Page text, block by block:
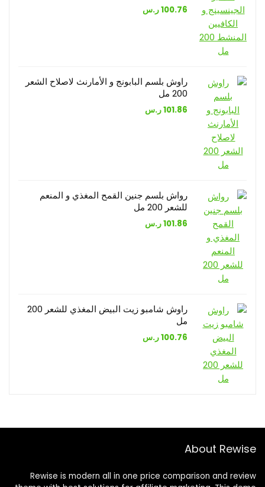
100.76ر.س
راوش بلسم البابونج و الأمارنث لاصلاح الشعر
200 مل
101.86ر.س
رواش بلسم جنين القمح المغذي و المنعم
للشعر 200 مل
101.86ر.س
راوش شامبو زيت البيض المغذي للشعر 200
مل
100.76ر.س
About Rewise
Rewise is modern all in one price comparison and review